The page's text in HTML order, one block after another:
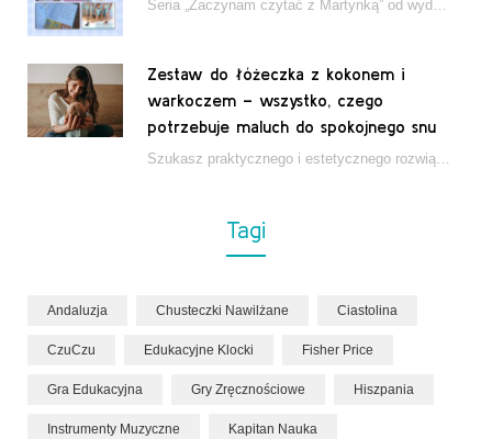
Zestaw do łóżeczka z kokonem i
warkoczem – wszystko, czego
potrzebuje maluch do spokojnego snu
Tagi
Andaluzja Chusteczki Nawilżane Ciastolina
CzuCzu Edukacyjne Klocki Fisher Price
Gra Edukacyjna Gry Zręcznościowe Hiszpania
Instrumenty Muzyczne Kapitan Nauka